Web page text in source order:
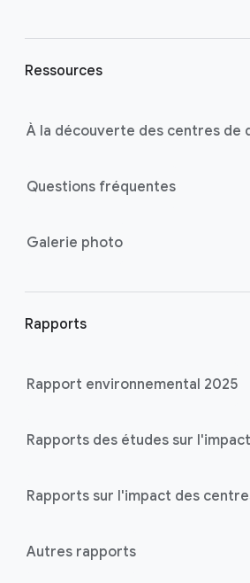
Ressources
À la découverte des centres de
Questions fréquentes
Galerie photo
Rapports
Rapport environnemental 2025
Rapports des études sur l'impact
Rapports sur l'impact des
Autres rapports